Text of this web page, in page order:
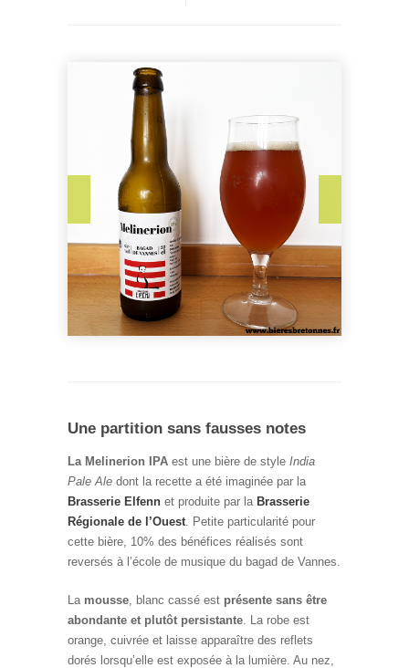
Une partition sans fausses notes
La Melinerion IPA est une bière de style India
Pale Ale dont la recette a été imaginée par la
Brasserie Elfenn et produite par la Brasserie
Régionale de l’Ouest. Petite particularité pour
cette bière, 10% des bénéfices réalisés sont
reversés à l’école de musique du bagad de Vannes.
La mousse, blanc cassé est présente sans être
abondante et plutôt persistante. La robe est
orange, cuivrée et laisse apparaître des reflets
dorés lorsqu’elle est exposée à la lumière. Au nez,